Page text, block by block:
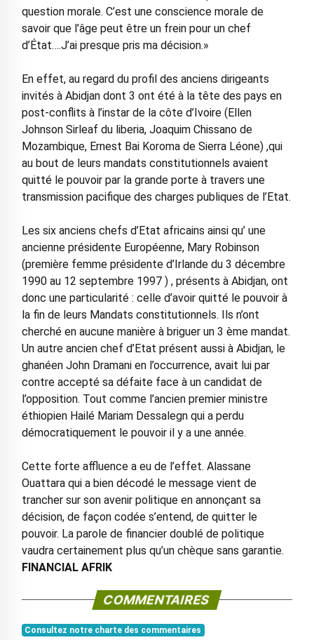
question morale. C’est une conscience morale de
savoir que l’âge peut être un frein pour un chef
d’État….J’ai presque pris ma décision.»
En effet, au regard du profil des anciens dirigeants
invités à Abidjan dont 3 ont été à la tête des pays en
post-conflits à l’instar de la côte d’Ivoire (Ellen
Johnson Sirleaf du liberia, Joaquim Chissano de
Mozambique, Ernest Bai Koroma de Sierra Léone) ,qui
au bout de leurs mandats constitutionnels avaient
quitté le pouvoir par la grande porte à travers une
transmission pacifique des charges publiques de l’Etat.
Les six anciens chefs d’Etat africains ainsi qu’ une
ancienne présidente Européenne, Mary Robinson
(première femme présidente d’Irlande du 3 décembre
1990 au 12 septembre 1997 ) , présents à Abidjan, ont
donc une particularité : celle d’avoir quitté le pouvoir à
la fin de leurs Mandats constitutionnels. Ils n’ont
cherché en aucune manière à briguer un 3 ème mandat.
Un autre ancien chef d’Etat présent aussi à Abidjan, le
ghanéen John Dramani en l’occurrence, avait lui par
contre accepté sa défaite face à un candidat de
l’opposition. Tout comme l’ancien premier ministre
éthiopien Hailé Mariam Dessalegn qui a perdu
démocratiquement le pouvoir il y a une année.
Cette forte affluence a eu de l’effet. Alassane
Ouattara qui a bien décodé le message vient de
trancher sur son avenir politique en annonçant sa
décision, de façon codée s’entend, de quitter le
pouvoir. La parole de financier doublé de politique
vaudra certainement plus qu’un chèque sans garantie.
FINANCIAL AFRIK
COMMENTAIRES
Consultez notre charte des commentaires